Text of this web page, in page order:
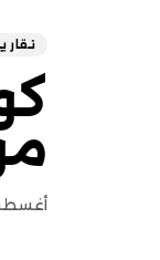
أغسطس 7,